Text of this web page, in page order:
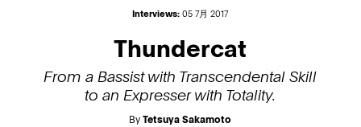
Interviews: 05 7月 2017
Thundercat
From a Bassist with Transcendental Skill
to an Expresser with Totality.
ByTetsuya Sakamoto